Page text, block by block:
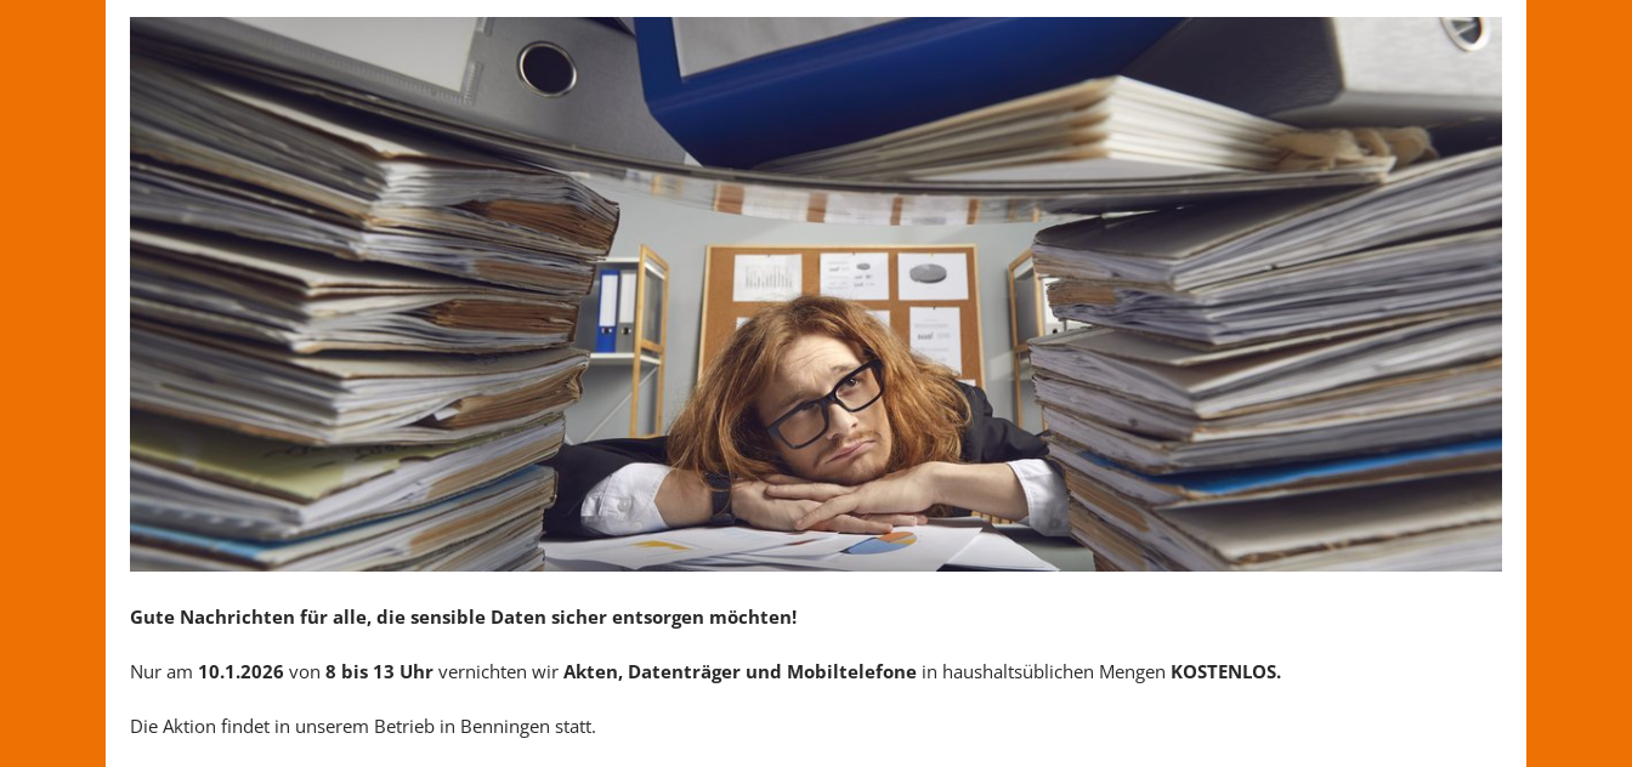
Gute Nachrichten für alle, die sensible Daten sicher entsorgen möchten!
Nur am 10.1.2026 von 8 bis 13 Uhr vernichten wir Akten, Datenträger und Mobiltelefone in haushaltsüblichen Mengen KOSTENLOS.
Die Aktion findet in unserem Betrieb in Benningen statt.